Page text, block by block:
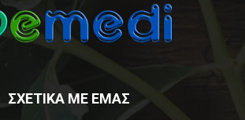
ΣΧΕΤΙΚΑ ΜΕ ΕΜΑΣ